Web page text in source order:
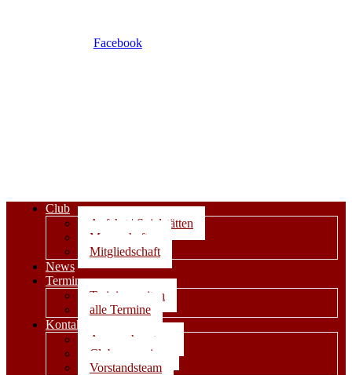
Facebook
Club
Anfahrt | Spielstätten
Mannschaften
Mitgliedschaft
News
Termine
Trainingszeiten
alle Termine
Kontakt
Ansprechpartner
Clubwegweiser
Vorstandsteam